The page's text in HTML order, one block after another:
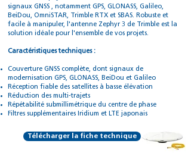
signaux GNSS , notamment GPS, GLONASS, Galileo,
BeiDou, OmniSTAR, Trimble RTX et SBAS. Robuste et
facile à manipuler, l'antenne Zephyr 3 de Trimble est la
solution idéale pour l'ensemble de vos projets.
Caractéristiques techniques :
Couverture GNSS complète, dont signaux de
modernisation GPS, GLONASS, BeiDou et Galileo
Réception fiable des satellites à basse élévation
Réduction des multi-trajets
Répétabilité submillimétrique du centre de phase
Filtres supplémentaires Iridium et LTE japonais
Télécharger la fiche technique